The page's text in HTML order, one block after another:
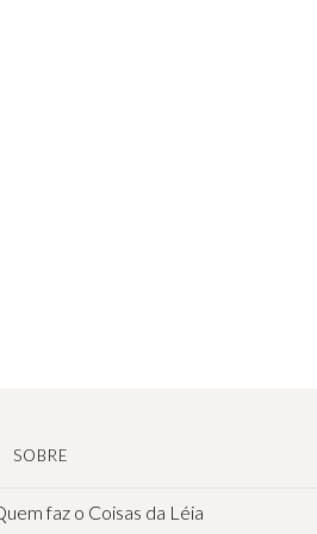
SOBRE
faz o Coisas da Léia